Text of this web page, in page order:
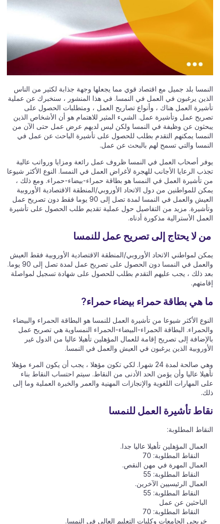
النمسا بلد جميل مع اقتصاد قوي مما يجعلها وجهة جذابة لكثير من الناس
الذين يرغبون في العمل في النمسا. في هذا المنشور ، سنخبرك عن عملية
تأشيرة العمل هناك ، وأنواع تصاريح العمل ، ومتطلبات الحصول على
تصريح عمل وتأشيرة عمل. الشيء المثير للاهتمام هو أن الأشخاص الذين
يبحثون عن وظيفة في النمسا ولكن ليس لديهم عرض عمل حتى الآن من
النمسا يمكنهم التقدم بطلب للحصول على تأشيرة الباحث عن عمل في
النمسا والتي تسمح لهم بالبحث عن عمل.
يوفر أصحاب العمل في النمسا ظروف عمل رائعة ومزايا ورواتب عالية
تجذب الرعايا الأجانب للهجرة لأغراض العمل في النمسا. النوع الأكثر شيوعا
من تأشيرة العمل في النمسا هو بطاقة حمراء-بيضاء-حمراء. ومع ذلك ،
يمكن للمواطنين من دول الاتحاد الأوروبي/المنطقة الاقتصادية الأوروبية
العيش والعمل في النمسا لمدة تصل إلى 90 يوما فقط دون تصريح عمل
وتأشيرة. مزيد من التفاصيل حول عملية تقديم طلب الحصول على تأشيرة
العمل الأسترالية مذكورة أدناه.
من لا يحتاج إلى تصريح عمل للنمسا
يمكن لمواطني الاتحاد الأوروبي/المنطقة الاقتصادية الأوروبية فقط العيش
والعمل في النمسا دون الحصول على تصريح عمل لمدة تصل إلى 90 يوما.
بعد ذلك ، يجب عليهم التقدم بطلب للحصول على شهادة تسجيل لمواصلة
إقامتهم.
ما هي بطاقة حمراء بيضاء حمراء?
النوع الأكثر شيوعا من تأشيرة العمل للنمسا هو البطاقة الحمراء والبيضاء
والحمراء. البطاقة الحمراء-البيضاء-الحمراء النمساوية هي تصريح عمل
بالإضافة إلى تصريح إقامة للعمال المؤهلين تأهيلا عاليا من الدول غير
الأوروبية الذين يرغبون في العيش والعمل في النمسا.
وهي صالحة لمدة 24 شهرا. لكي تكون مؤهلا ، يجب أن يكون المرء مؤهلا
تأهيلا عاليا وأن يؤمن الحد الأدنى من النقاط. سيتم احتساب النقاط بناء
على المهارات اللغوية والإنجازات المهنية والعمر والخبرة العملية وما إلى
ذلك.
نقاط تأشيرة العمل للنمسا
النقاط المطلوبة:
العمال المؤهلين تأهيلا عاليا جدا.
النقاط المطلوبة: 70
العمال المهرة في مهن النقص.
النقاط المطلوبة: 55
العمال الرئيسيين الآخرين.
النقاط المطلوبة: 55
الباحثين عن عمل
النقاط المطلوبة: 70
خريجي الجامعات وكليات التعليم العالي في النمسا.